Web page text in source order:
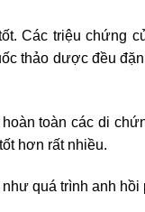
Các triệu chứng
thảo dược đều
toàn các di
hơn rất nhiều.
quá trình anh